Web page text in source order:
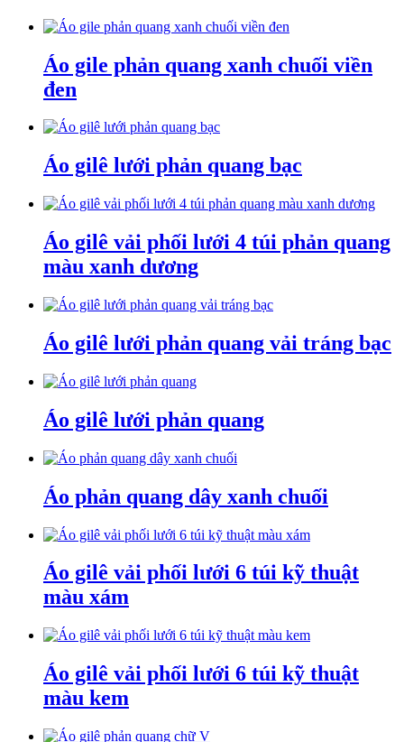
Áo gile phản quang xanh chuối viền
đen
Áo gilê lưới phản quang bạc
Áo gilê vải phối lưới 4 túi phản quang
màu xanh dương
Áo gilê lưới phản quang vải tráng bạc
Áo gilê lưới phản quang
Áo phản quang dây xanh chuối
Áo gilê vải phối lưới 6 túi kỹ thuật
màu xám
Áo gilê vải phối lưới 6 túi kỹ thuật
màu kem